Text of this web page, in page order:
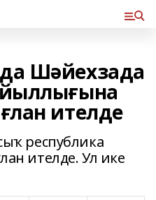
Шәйехзада
ителде
республика
ителде. Ул ике